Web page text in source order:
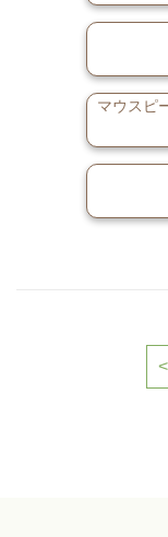
マウスピ